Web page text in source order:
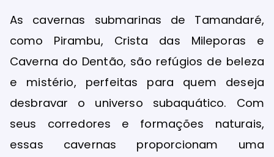
As cavernas submarinas de Tamandaré,
como Pirambu, Crista das Mileporas e
Caverna do Dentão, são refúgios de beleza
e mistério, perfeitas para quem deseja
desbravar o universo subaquático. Com
seus corredores e formações naturais,
essas cavernas proporcionam uma